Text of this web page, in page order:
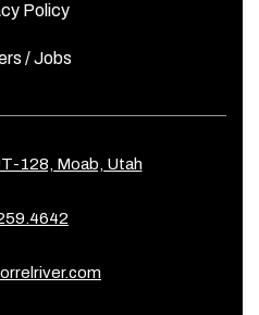
Policy
/ Jobs
128, Moab, Utah